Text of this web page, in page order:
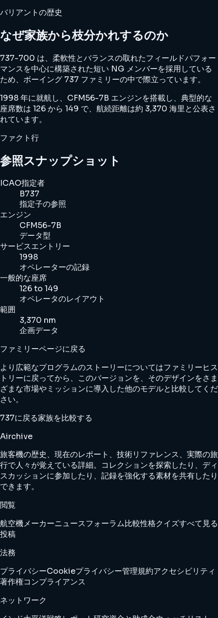
バリアントの歴史
なぜ家族から枝分かれするのか
737-700 は、柔軟性とバランスの取れたフィールドパフォー
マンスを中心に構築された短い NG メンバーを採用している
ため、ボーイング 737 ファミリーの中で際立っています。
1998 年に就航し、CFM56-7B エンジンを搭載し、典型的な
座席数は 126 から 149 で、航続距離は約 3,370 海里と公表さ
れています。
ファクト行
参照スナップショット
ICAO指定者
B737
指定子の参照
エンジン
CFM56-7B
データ型
サービスエントリー
1998
オペレーターの記録
一般的な座席
126 to 149
オペレータのレイアウト
範囲
3,370 nm
企画データ
ファミリーページに戻る
より広範なプログラムのストーリーについてはファミリーヒス
トリーに戻ってから、このバージョンを、そのデザインをさま
ざまな市場やミッションに導入した他のモデルと比較してくだ
さい。
737に戻る家族を比較する
Airchive
旅客機の歴史、現在のレポート、技術リファレンス、実際の旅
行で人々が覚えている詳細。コレクションを探索したり、ディ
スカッションに参加したり、記録を強化する素材を共有したり
できます。
閲覧
航空機メーカーニュースフォーラム比較性格クイズすべて見る
投稿
法務
プライバシーCookieプライバシー管理規約アクセシビリティ
著作権コンプライアンス
ネットワーク